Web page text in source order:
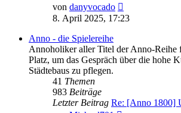
von danyvocado
Beitrag
8. April 2025, 17:23
Anno - die Spielereihe
Annoholiker aller Titel der Anno-Reihe
Platz, um das Gespräch über die hohe
Städtebaus zu pflegen.
41 Themen
983 Beiträge
Letzter Beitrag Re: [Anno 1800]